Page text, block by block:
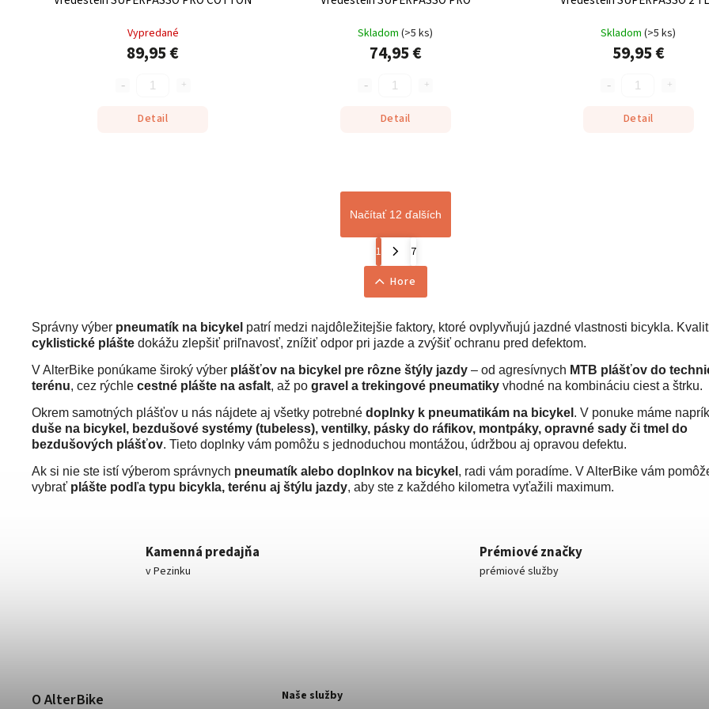
Vypredané
89,95 €
Detail
Skladom(>5 ks)
74,95 €
Detail
Skladom(>5 ks)
59,95 €
Detail
Načítať 12 ďalších
1
7
Hore
Správny výber pneumatík na bicykel patrí medzi najdôležitejšie faktory, ktoré ovplyvňujú jazdné vlastnosti bicykla.
cyklistické plášte dokážu zlepšiť priľnavosť, znížiť odpor pri jazde a zvýšiť ochranu pred defektom.
V AlterBike ponúkame široký výber plášťov na bicykel pre rôzne štýly jazdy – od agresívnych MTB plášťov do
terénu, cez rýchle cestné plášte na asfalt, až po gravel a trekingové pneumatiky vhodné na kombináciu ciest a štrku.
Okrem samotných plášťov u nás nájdete aj všetky potrebné doplnky k pneumatikám na bicykel . V ponuke máme
duše na bicykel, bezdušové systémy (tubeless), ventilky, pásky do ráfikov, montpáky, opravné sady či tmel do
bezdušových plášťov. Tieto doplnky vám pomôžu s jednoduchou montážou, údržbou aj opravou defektu.
Ak si nie ste istí výberom správnych pneumatík alebo doplnkov na bicykel , radi vám poradíme. V AlterBike vám
vybrať plášte podľa typu bicykla, terénu aj štýlu jazdy, aby ste z každého kilometra vyťažili maximum.
Kamenná predajňa
v Pezinku
Prémiové značky
prémiové služby
O AlterBike Naše služby